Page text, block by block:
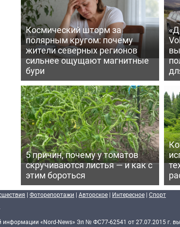
Космический шторм за
полярным кругом: почему
жители северных регионов
сильнее ощущают магнитные
бури
5 причин, почему у томатов
скручиваются листья — и как с
этим бороться
| Фоторепортажи | Авторское | Интересное | Спорт
информации «Nord-News» Эл № ФС77-62541 от 27.07.2015 г.